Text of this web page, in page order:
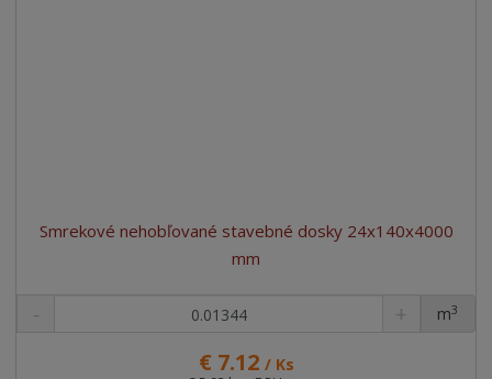
Smrekové nehobľované stavebné dosky 24x140x4000
mm
€ 7.12 / Ks
ks
m3